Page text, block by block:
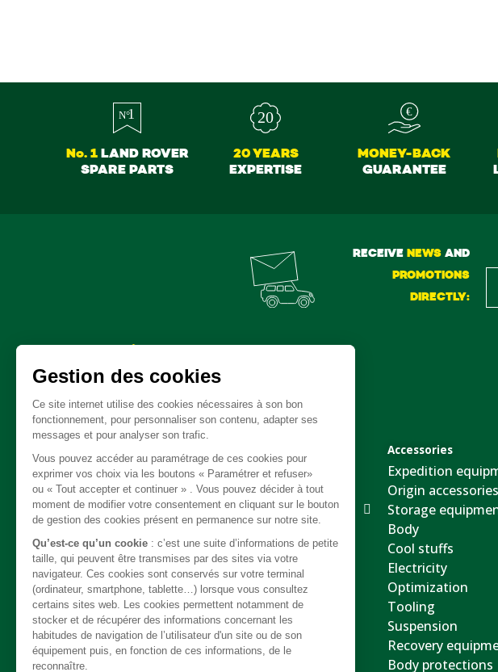
No. 1LAND ROVER
SPARE PARTS
20 YEARS
EXPERTISE
MONEY-BACK
GUARANTEE
RECEIVE NEWSAND
PROMOTIONS
DIRECTLY:
Clutch - Gearbox - Transfert box
Cable
Body / Chassis
Steering
Exhaust
Electrical
Brakes
Trim
Engine
Cooling / Heating / Air conditionning
Suspension
Accessories
Expedition
Origin accessories
Storage
Body
Cool stuffs
Electricity
Optimization
Tooling
Suspension
Recovery
Body protections